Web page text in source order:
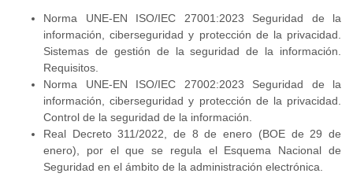
Norma UNE-EN ISO/IEC 27001:2023 Seguridad de la
información, ciberseguridad y protección de la privacidad.
Sistemas de gestión de la seguridad de la información.
Requisitos.
Norma UNE-EN ISO/IEC 27002:2023 Seguridad de la
información, ciberseguridad y protección de la privacidad.
Control de la seguridad de la información.
Real Decreto 311/2022, de 8 de enero (BOE de 29 de
enero), por el que se regula el Esquema Nacional de
Seguridad en el ámbito de la administración electrónica.